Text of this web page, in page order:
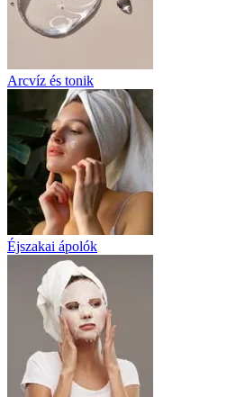
Arcvíz és tonik
Éjszakai ápolók